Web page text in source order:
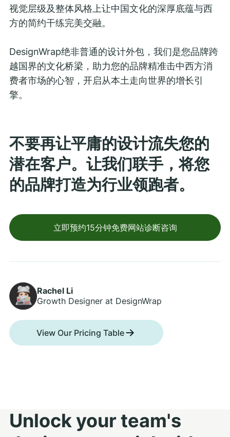
视觉层级及整体风格上让中国文化的深厚底蕴与西
方的简约干练完美交融。
DesignWrap绝非普通的设计外包，我们是您品牌跨
越国界的文化桥梁，助力您的品牌精准击中西方消
费者市场的心智，开启从本土走向世界的增长引
擎。
不要再让平庸的设计流失您的
潜在客户。让我们联手，将您
的品牌打造为行业领跑者。
立即预约15分钟免费网站诊断咨询
Rachel Li
Growth Designer at DesignWrap
View Our Pricing Table
Unlock your team's